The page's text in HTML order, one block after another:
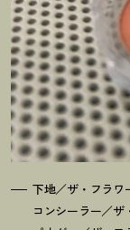
下地／ザ・フラワ
コンシーラー／